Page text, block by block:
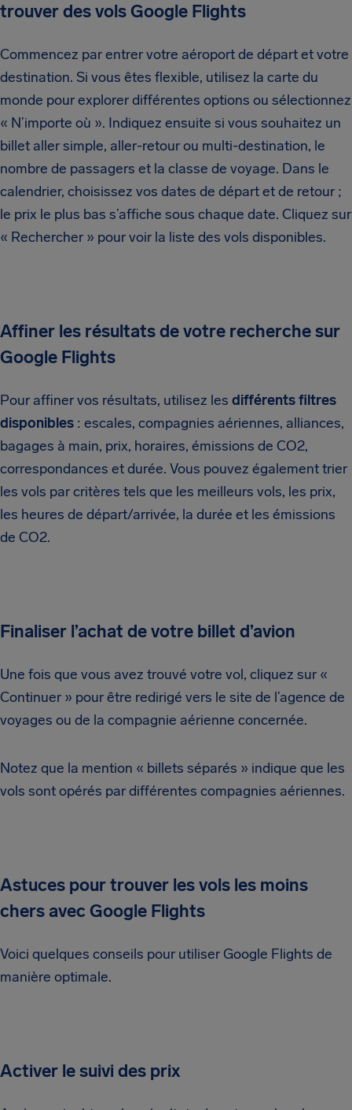
trouver des vols Google Flights
Commencez par entrer votre aéroport de départ et votre
destination. Si vous êtes flexible, utilisez la carte du
monde pour explorer différentes options ou sélectionnez
« N’importe où ». Indiquez ensuite si vous souhaitez un
billet aller simple, aller-retour ou multi-destination, le
nombre de passagers et la classe de voyage. Dans le
calendrier, choisissez vos dates de départ et de retour ;
le prix le plus bas s’affiche sous chaque date. Cliquez sur
« Rechercher » pour voir la liste des vols disponibles.
Affiner les résultats de votre recherche sur
Google Flights
Pour affiner vos résultats, utilisez les différents filtres
disponibles : escales, compagnies aériennes, alliances,
bagages à main, prix, horaires, émissions de CO2,
correspondances et durée. Vous pouvez également trier
les vols par critères tels que les meilleurs vols, les prix,
les heures de départ/arrivée, la durée et les émissions
de CO2.
Finaliser l’achat de votre billet d’avion
Une fois que vous avez trouvé votre vol, cliquez sur «
Continuer » pour être redirigé vers le site de l’agence de
voyages ou de la compagnie aérienne concernée.
Notez que la mention « billets séparés » indique que les
vols sont opérés par différentes compagnies aériennes.
Astuces pour trouver les vols les moins
chers avec Google Flights
Voici quelques conseils pour utiliser Google Flights de
manière optimale.
Activer le suivi des prix